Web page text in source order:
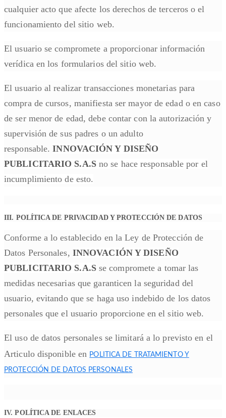
cualquier acto que afecte los derechos de terceros o el
funcionamiento del sitio web.
El usuario se compromete a proporcionar información
verídica en los formularios del sitio web.
El usuario al realizar transacciones monetarias para
compra de cursos, manifiesta ser mayor de edad o en caso
de ser menor de edad, debe contar con la autorización y
supervisión de sus padres o un adulto
responsable.INNOVACIÓN Y DISEÑO
PUBLICITARIO S.A.Sno se hace responsable por el
incumplimiento de esto.
III. POLÍTICA DE PRIVACIDAD Y PROTECCIÓN DE DATOS
Conforme a lo establecido en la Ley de Protección de
Datos Personales, INNOVACIÓN Y DISEÑO
PUBLICITARIO S.A.Sse compromete a tomar las
medidas necesarias que garanticen la seguridad del
usuario, evitando que se haga uso indebido de los datos
personales que el usuario proporcione en el sitio web.
El uso de datos personales se limitará a lo previsto en el
Articulo disponible en POLITICA DE TRATAMIENTO Y
PROTECCIÓN DE DATOS PERSONALES
IV. POLÍTICA DE ENLACES